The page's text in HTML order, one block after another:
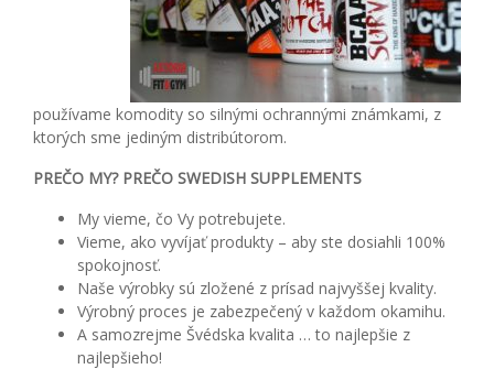
používame komodity so silnými ochrannými známkami, z
ktorých sme jediným distribútorom.
PREČO MY? PREČO SWEDISH SUPPLEMENTS
My vieme, čo Vy potrebujete.
Vieme, ako vyvíjať produkty – aby ste dosiahli 100%
spokojnosť.
Naše výrobky sú zložené z prísad najvyššej kvality.
Výrobný proces je zabezpečený v každom okamihu.
A samozrejme Švédska kvalita … to najlepšie z
najlepšieho!